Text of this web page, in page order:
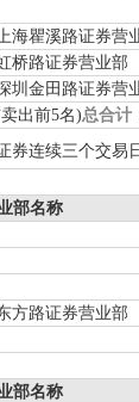
海瞿溪路证券营
桥路证券营业部
圳金田路证券营
出前5名)总合计
券连续三个交易
部名称
方路证券营业部
部名称